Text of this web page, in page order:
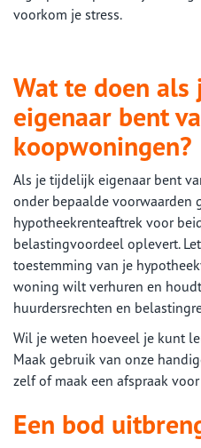
voorkom je stress.
Wat te doen
eigenaar bent
koopwoningen?
Als je tijdelijk eigenaar bent
onder bepaalde voorwaarden
hypotheekrenteaftrek voor
belastingvoordeel oplevert.
toestemming van je
woning wilt verhuren en
huurdersrechten en
Wil je weten hoeveel je kunt
Maak gebruik van onze
zelf of maak een afspraak
Een bod